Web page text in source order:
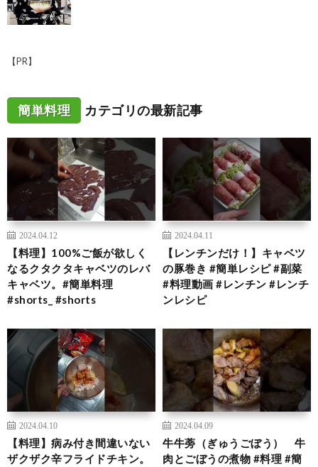
【PR】
簡単料理 カテゴリの最新記事
2024.04.12
【料理】100%ご飯が欲しく
なるクタクタキャベツのレバ
キャベツ。#簡単料理
#shorts_ #shorts
2024.04.11
【レンチンだけ！】キャベツ
の豚巻き #簡単レシピ #副菜
#料理動画 #レンチン #レンチ
ンレシピ
2024.04.10
【料理】病み付き間違いない
ザクザク辛フライドチキン。
2024.04.09
牛牛蒡（ぎゅうごぼう） 牛
肉とごぼうの煮物 #料理 #簡